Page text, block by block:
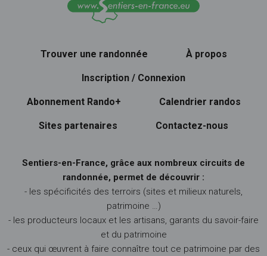
Trouver une randonnée À propos
Inscription / Connexion
Abonnement Rando+ Calendrier randos
Sites partenaires Contactez-nous
Sentiers-en-France, grâce aux nombreux circuits de
randonnée, permet de découvrir :
- les spécificités des terroirs (sites et milieux naturels,
patrimoine …)
- les producteurs locaux et les artisans, garants du savoir-faire
et du patrimoine
- ceux qui œuvrent à faire connaître tout ce patrimoine par des